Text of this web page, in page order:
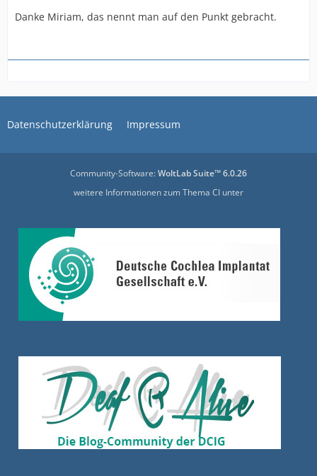
Danke Miriam, das nennt man auf den Punkt gebracht.
Datenschutzerklärung Impressum
Community-Software:WoltLab Suite™ 6.0.26
weitere Informationen zum Thema CI unter